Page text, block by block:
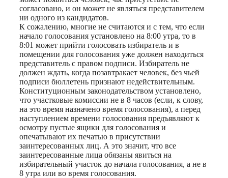
согласовано, и он может не являться представителем
ни одного из кандидатов.
К сожалению, многие не считаются и с тем, что если
начало голосования установлено на 8:00 утра, то в
8:01 может прийти голосовать избиратель и в
помещении для голосования уже должен находиться
представитель с правом подписи. Избиратель не
должен ждать, когда позавтракает человек, без чьей
подписи бюллетень признают недействительным.
Конституционным законодательством установлено,
что участковые комиссии не в 8 часов (если, к слову,
на это время назначено время голосования), а перед
наступлением времени голосования предъявляют к
осмотру пустые ящики для голосования и
опечатывают их печатью в присутствии
заинтересованных лиц. А это значит, что все
заинтересованные лица обязаны явиться на
избирательный участок до начала голосования, а не в
8 утра или во время голосования.